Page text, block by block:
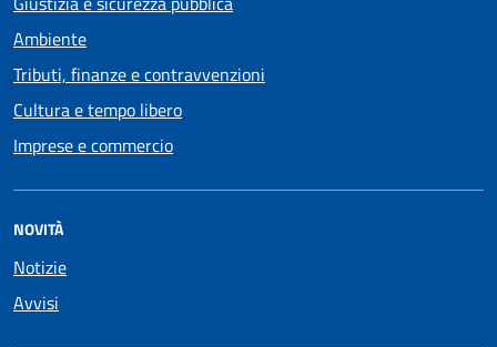
Ambiente
Tributi, finanze e contravvenzioni
Cultura e tempo libero
Imprese e commercio
NOVITÀ
Notizie
Avvisi